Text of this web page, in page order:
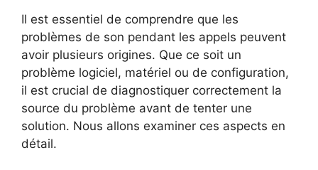
Il est essentiel de comprendre que les
problèmes de son pendant les appels peuvent
avoir plusieurs origines. Que ce soit un
problème logiciel, matériel ou de configuration,
il est crucial de diagnostiquer correctement la
source du problème avant de tenter une
solution. Nous allons examiner ces aspects en
détail.